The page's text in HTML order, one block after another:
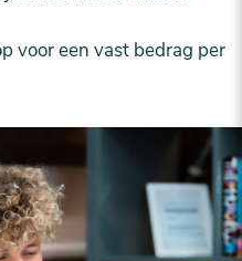
voor een vast bedrag per